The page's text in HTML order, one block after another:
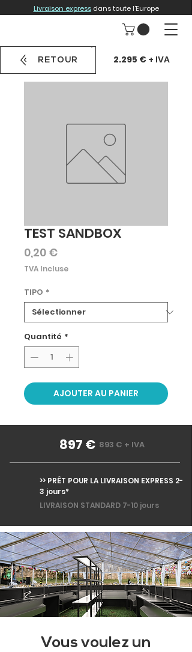
Livraison expressdans toute l'Europe
TEST SANDBOX
0,20 €Prix
TVA Incluse
TIPO *
Quantité *
AJOUTER AU PANIER
RETOUR 2.295 €+ IVA
897 € 893 € + IVA
>> PRÊT POUR LA LIVRAISON EXPRESS 2-
3 jours*
LIVRAISON STANDARD 7-10 jours
Vous voulez un